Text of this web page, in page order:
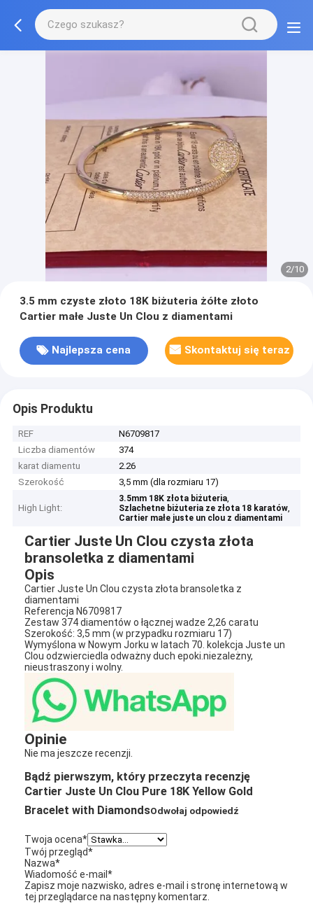
2/10
3.5 mm czyste złoto 18K biżuteria żółte złoto
Cartier małe Juste Un Clou z diamentami
Najlepsza cena Skontaktuj się teraz
Opis Produktu
REF
N6709817
Liczba diamentów
374
karat diamentu
2.26
Szerokość
3,5 mm (dla rozmiaru 17)
High Light:
3.5mm 18K złota biżuteria,
Szlachetne biżuteria ze złota 18 karatów,
Cartier małe juste un clou z diamentami
Cartier Juste Un Clou czysta złota
bransoletka z diamentami
Opis
Cartier Juste Un Clou czysta złota bransoletka z
diamentami
Referencja N6709817
Zestaw 374 diamentów o łącznej wadze 2,26 caratu
Szerokość: 3,5 mm (w przypadku rozmiaru 17)
Wymyślona w Nowym Jorku w latach 70. kolekcja Juste un
Clou odzwierciedla odważny duch epoki.niezależny,
nieustraszony i wolny.
Opinie
Nie ma jeszcze recenzji.
Bądź pierwszym, który przeczyta recenzję
Cartier Juste Un Clou Pure 18K Yellow Gold
Bracelet with DiamondsOdwołaj odpowiedź
Twoja ocena*
Twój przegląd*
Nazwa*
Wiadomość e-mail*
Zapisz moje nazwisko, adres e-mail i stronę internetową w
tej przeglądarce na następny komentarz.